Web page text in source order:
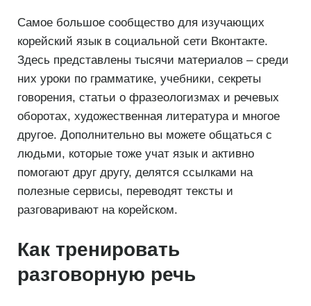
Самое большое сообщество для изучающих
корейский язык в социальной сети Вконтакте.
Здесь представлены тысячи материалов – среди
них уроки по грамматике, учебники, секреты
говорения, статьи о фразеологизмах и речевых
оборотах, художественная литература и многое
другое. Дополнительно вы можете общаться с
людьми, которые тоже учат язык и активно
помогают друг другу, делятся ссылками на
полезные сервисы, переводят тексты и
разговаривают на корейском.
Как тренировать
разговорную речь